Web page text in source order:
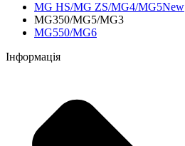
MG HS/MG ZS/MG4/MG5New
MG350/MG5/MG3
MG550/MG6
Інформація